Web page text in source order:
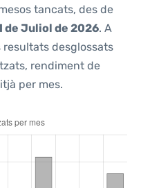
tancats, des de
de Juliol de 2026. A
desglossats
rendiment de
per mes.